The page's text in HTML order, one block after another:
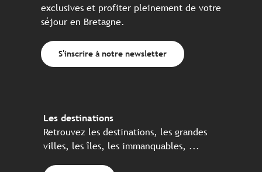
exclusives et profiter pleinement de votre
séjour en Bretagne.
S'inscrire à notre newsletter
Les destinations
Retrouvez les destinations, les grandes
villes, les îles, les immanquables, ...